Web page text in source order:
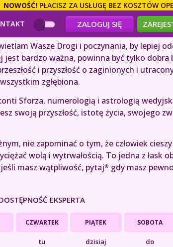
PŁACISZ ZA USŁUGĘ BEZ KOSZTÓW
ZALOGUJ SIĘ
Wasze Drogi i poczynania, by lepiej
bardzo ważna, powinna być tylko dobra
i przyszłość o zaginionych i
zgłębiona.
Sforza, numerologią i astrologią
swoją przyszłość, istotę życia, swojego
nie zapominać o tym, że człowiek
wolą i wytrwałością. To jedna z łask
masz wątpliwość, pytaj* gdy masz
EKSPERTA
CZWARTEK
tu
PIĄTEK
dzisiaj
SOBOTA
do